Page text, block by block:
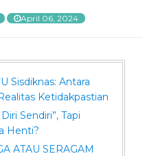
April 06, 2024
Sisdiknas: Antara
Ketidakpastian
Sendiri”, Tapi
Henti?
ATAU SERAGAM